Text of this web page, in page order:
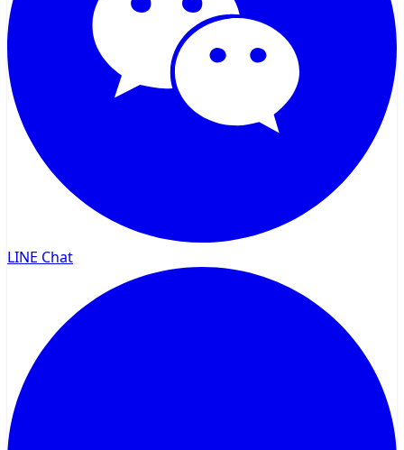
LINE Chat